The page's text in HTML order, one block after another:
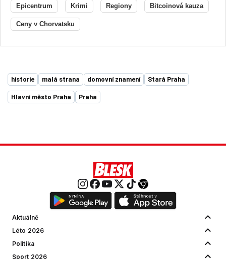
Epicentrum Krimi Regiony Bitcoinová kauza
Ceny v Chorvatsku
historie malá strana domovní znamení Stará Praha
Hlavní město Praha Praha
Aktuálně
Léto 2026
Politika
Sport 2026